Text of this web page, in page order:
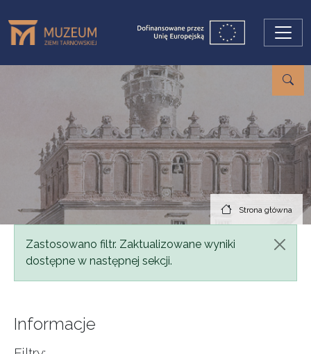
Strona główna
Komunikat
Zastosowano filtr. Zaktualizowane wyniki
dostępne w następnej sekcji.
Informacje